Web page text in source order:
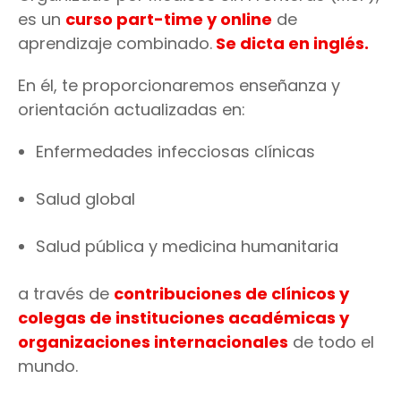
es un curso part-time y online de
aprendizaje combinado. Se dicta en inglés.
En él, te proporcionaremos enseñanza y
orientación actualizadas en:
Enfermedades infecciosas clínicas
Salud global
Salud pública y medicina humanitaria
a través de contribuciones de clínicos y
colegas de instituciones académicas y
organizaciones internacionales de todo el
mundo.